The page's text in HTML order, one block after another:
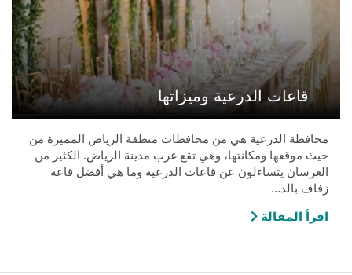
قاعات الدرعية وميزاتها
محافظة الدرعية هي من محافظات منطقة الرياض المميزة من
حيث موقعها ومكانتها، وهي تقع غرب مدينة الرياض. الكثير من
العرسان يتساءلون عن قاعات الدرعية وما هي أفضل قاعة
زفاف بالد...
اقرأ المقالة